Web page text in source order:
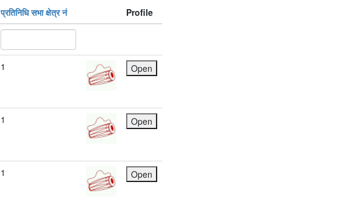
प्रतिनिधि सभा क्षेत्र नं Profile
1 Open
1 Open
1 Open